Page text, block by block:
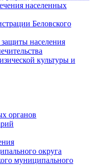
населенных
Беловского
населения
культуры и
органов
округа
муниципального